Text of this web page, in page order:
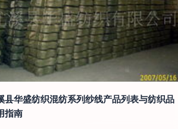
县华盛纺织混纺系列纱线产品列表与纺织品
指南